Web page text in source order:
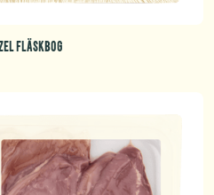
FLÄSKBOG